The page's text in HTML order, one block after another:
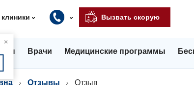
×
Вызвать скорую
Врачи Медицинские программы
Отзывы Отзыв